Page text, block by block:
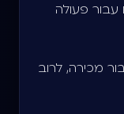
פעולה
מכירה, לרוב